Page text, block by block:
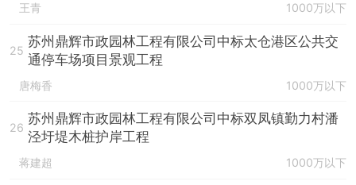
王青 1000万以下
25
苏州鼎辉市政园林工程有限公司中标太仓港区公共交
通停车场项目景观工程
唐梅香 1000万以下
26
苏州鼎辉市政园林工程有限公司中标双凤镇勤力村潘
泾圩堤木桩护岸工程
蒋建超 1000万以下